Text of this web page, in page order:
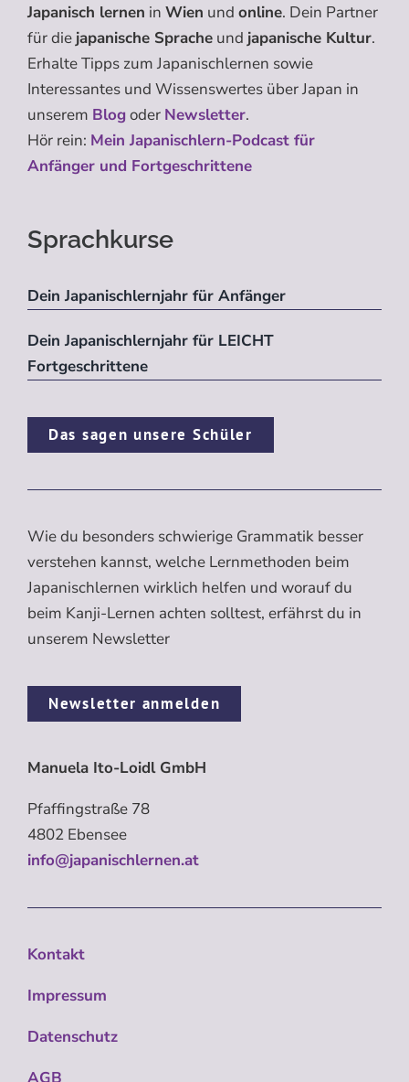
Japanisch lernen in Wien und online. Dein Partner
für die japanische Sprache und japanische Kultur.
Erhalte Tipps zum Japanischlernen sowie
Interessantes und Wissenswertes über Japan in
unserem Blogoder Newsletter.
Hör rein: Mein Japanischlern-Podcast für
Anfänger und Fortgeschrittene
Sprachkurse
Dein Japanischlernjahr für Anfänger
Dein Japanischlernjahr für LEICHT
Fortgeschrittene
Das sagen unsere Schüler
Wie du besonders schwierige Grammatik besser
verstehen kannst, welche Lernmethoden beim
Japanischlernen wirklich helfen und worauf du
beim Kanji-Lernen achten solltest, erfährst du in
unserem Newsletter
Newsletter anmelden
Manuela Ito-Loidl GmbH
Pfaffingstraße 78
4802 Ebensee
info@japanischlernen.at
Kontakt
Impressum
Datenschutz